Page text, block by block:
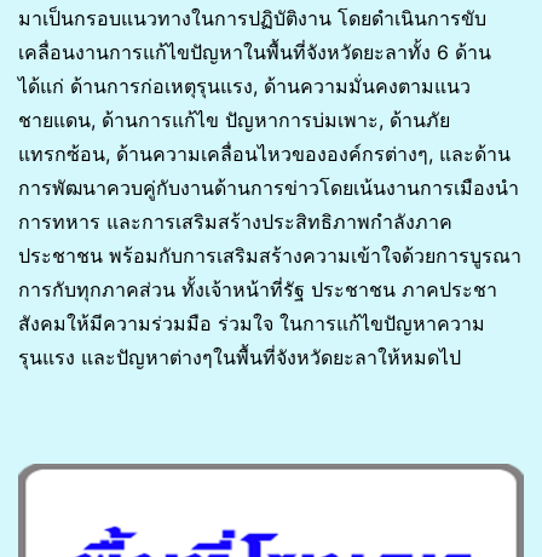
มาเป็นกรอบแนวทางในการปฏิบัติงาน โดยดำเนินการขับ
เคลื่อนงานการแก้ไขปัญหาในพื้นที่จังหวัดยะลาทั้ง 6 ด้าน
ได้แก่ ด้านการก่อเหตุรุนแรง, ด้านความมั่นคงตามแนว
ชายแดน, ด้านการแก้ไข ปัญหาการบ่มเพาะ, ด้านภัย
แทรกซ้อน, ด้านความเคลื่อนไหวขององค์กรต่างๆ, และด้าน
การพัฒนาควบคู่กับงานด้านการข่าวโดยเน้นงานการเมืองนำ
การทหาร และการเสริมสร้างประสิทธิภาพกำลังภาค
ประชาชน พร้อมกับการเสริมสร้างความเข้าใจด้วยการบูรณา
การกับทุกภาคส่วน ทั้งเจ้าหน้าที่รัฐ ประชาชน ภาคประชา
สังคมให้มีความร่วมมือ ร่วมใจ ในการแก้ไขปัญหาความ
รุนแรง และปัญหาต่างๆในพื้นที่จังหวัดยะลาให้หมดไป